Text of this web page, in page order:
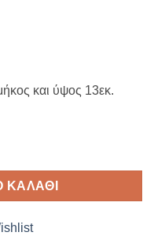
και ύψος 13εκ.